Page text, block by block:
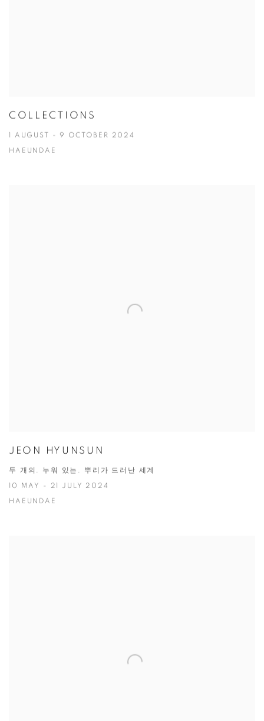
COLLECTIONS
1 AUGUST - 9 OCTOBER 2024
HAEUNDAE
JEON HYUNSUN
두 개의, 누워 있는, 뿌리가 드러난 세계
10 MAY - 21 JULY 2024
HAEUNDAE